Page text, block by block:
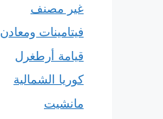
غير مصنف
فيتامينات ومعادن
قيامة أرطغرل
كوريا الشمالية
مانشيت